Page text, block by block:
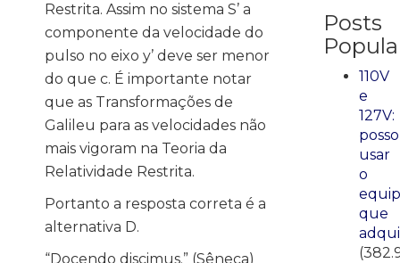
Restrita. Assim no sistema S’ a
componente da velocidade do
pulso no eixo y’ deve ser menor
do que c. É importante notar
que as Transformações de
Galileu para as velocidades não
mais vigoram na Teoria da
Relatividade Restrita.
Portanto a resposta correta é a
alternativa D.
“Docendo discimus.” (Sêneca)
Posts
110V
e
127V:
posso
usar
o
que